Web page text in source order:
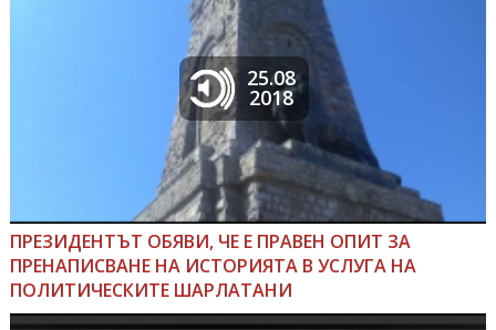
25.08
2018
ПРЕЗИДЕНТЪТ ОБЯВИ, ЧЕ Е ПРАВЕН ОПИТ ЗА
ПРЕНАПИСВАНЕ НА ИСТОРИЯТА В УСЛУГА НА
ПОЛИТИЧЕСКИТЕ ШАРЛАТАНИ